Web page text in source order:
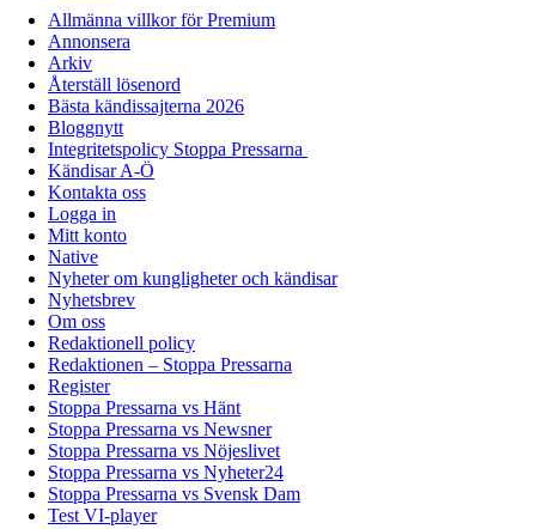
Allmänna villkor för Premium
Annonsera
Arkiv
Återställ lösenord
Bästa kändissajterna 2026
Bloggnytt
Integritetspolicy Stoppa Pressarna
Kändisar A-Ö
Kontakta oss
Logga in
Mitt konto
Native
Nyheter om kungligheter och kändisar
Nyhetsbrev
Om oss
Redaktionell policy
Redaktionen – Stoppa Pressarna
Register
Stoppa Pressarna vs Hänt
Stoppa Pressarna vs Newsner
Stoppa Pressarna vs Nöjeslivet
Stoppa Pressarna vs Nyheter24
Stoppa Pressarna vs Svensk Dam
Test VI-player